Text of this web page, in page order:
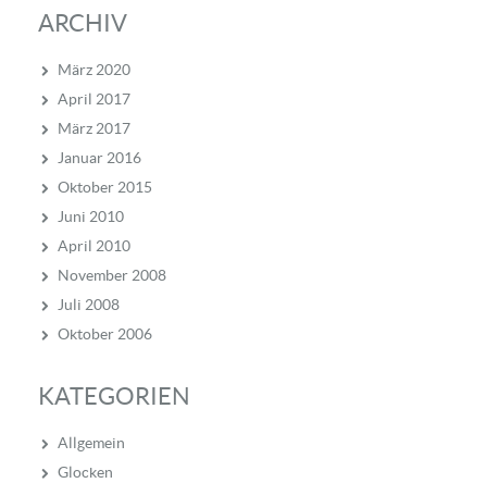
ARCHIV
März 2020
April 2017
März 2017
Januar 2016
Oktober 2015
Juni 2010
April 2010
November 2008
Juli 2008
Oktober 2006
KATEGORIEN
Allgemein
Glocken